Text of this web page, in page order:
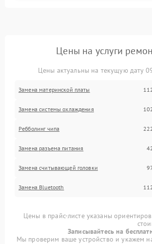
Цены на услуги
Цены актуальны на текущую дату
Замена материнской платы
Замена системы охлаждения
Ребболинг чипа
Замена разъема питания
Замена считывающей головки
Замена Bluetooth
Цены в прайс-листе указаны
Записывайтесь на
Мы проверим ваше устройство и укажем